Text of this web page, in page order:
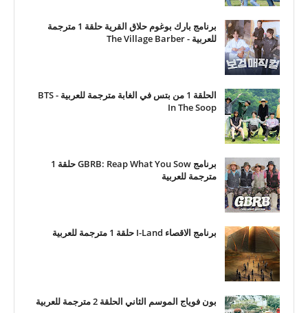
برنامج بارك بوغوم حلاق القرية حلقة 1 مترجمة
للعربية - The Village Barber
الحلقة 1 من بتس في الغابة مترجمة للعربية - BTS
In The Soop
برنامج GBRB: Reap What You Sow حلقة 1
مترجمة للعربية
برنامج الاقصاء I-Land حلقة 1 مترجمة للعربية
بون فوياج الموسم الثاني الحلقة 2 مترجمة للعربية